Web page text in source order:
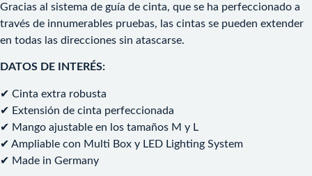
Gracias al sistema de guía de cinta, que se ha perfeccionado a
través de innumerables pruebas, las cintas se pueden extender
en todas las direcciones sin atascarse.
DATOS DE INTERÉS:
✔ Cinta extra robusta
✔ Extensión de cinta perfeccionada
✔ Mango ajustable en los tamaños M y L
✔ Ampliable con Multi Box y LED Lighting System
✔ Made in Germany